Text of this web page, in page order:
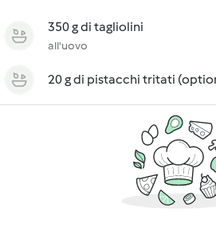
350 g di tagliolini
all'uovo
20 g di pistacchi tritati